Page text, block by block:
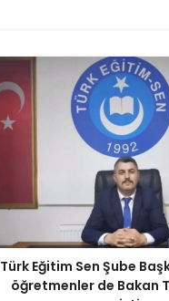
Türk Eğitim Sen Şube
öğretmenler de Bakan